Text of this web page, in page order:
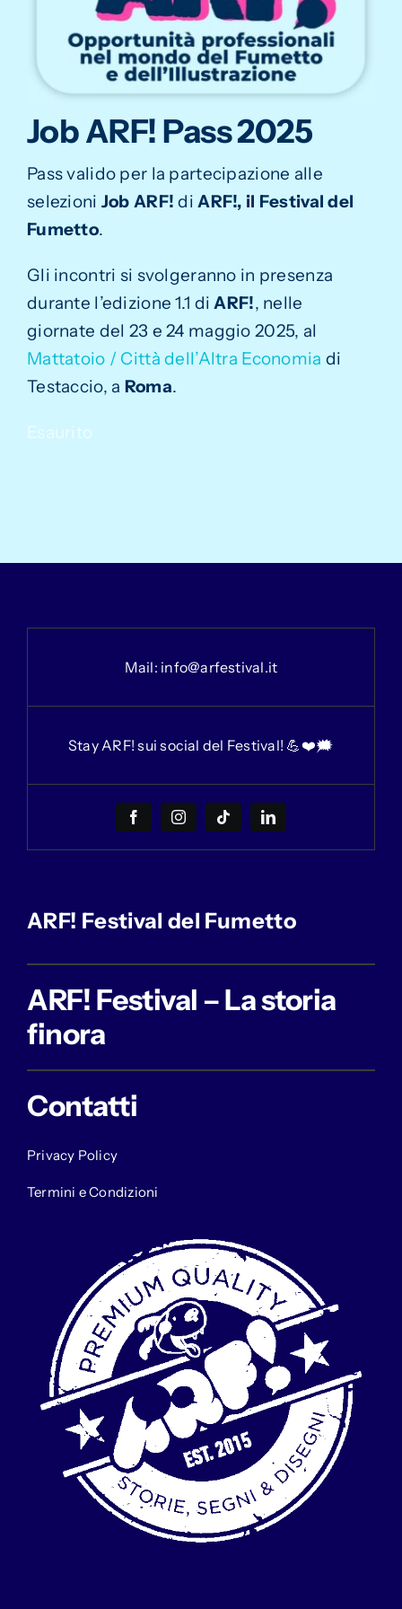
Contatti
Il mio account
Job ARF! Pass 2025
Pass valido per la partecipazione alle
selezioni Job ARF! diARF!, il Festival del
Fumetto.
Gli incontri si svolgeranno in presenza
durante l’edizione 1.1 diARF!, nelle
giornate del 23 e 24 maggio 2025, al
Mattatoio / Città dell’Altra Economia di
Testaccio, a Roma.
Esaurito
Mail: info@arfestival.it
Stay ARF! sui social del Festival! 💪❤️🗯
ARF! Festival del Fumetto
ARF! Festival – La storia
finora
Contatti
Privacy Policy
Termini e Condizioni